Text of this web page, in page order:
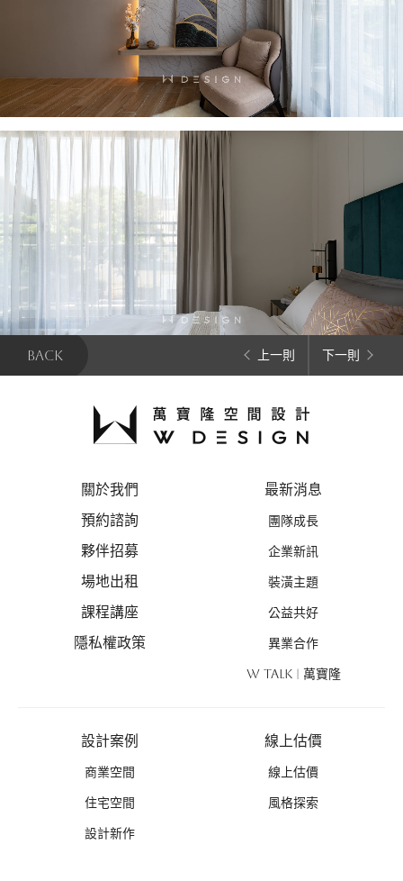
BACK 上一則 下一則
關於我們
預約諮詢
夥伴招募
場地出租
課程講座
隱私權政策
最新消息
團隊成長
企業新訊
裝潢主題
公益共好
異業合作
W TALK | 萬寶隆
設計案例
商業空間
住宅空間
設計新作
線上估價
線上估價
風格探索